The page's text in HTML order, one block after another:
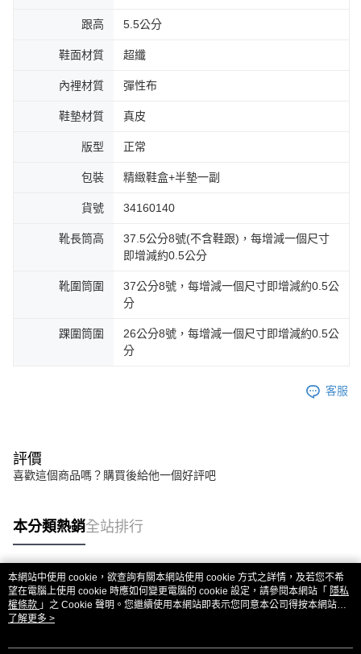
跟高 5.5公分
鞋面材質 超纖
內裡材質 彈性布
鞋墊材質 真皮
版型 正常
包裝 精緻鞋盒+半墊一副
貨號 34160140
靴長筒高
37.5公分8號(不含鞋跟)，每增減一個尺寸
即增減約0.5公分
靴圍筒圍
37公分8號，每增減一個尺寸即增減約0.5公
分
踝圍筒圍
26公分8號，每增減一個尺寸即增減約0.5公
分
客服
評價
喜歡這個商品嗎？購買後給他一個好評吧
本分類熱銷全站排行
熱門標籤
本網站中使用 cookie，欲查詢有關本網站使用 cookie 方式之詳情，及若您不希
望在電腦上使用 cookie 時應如何變更電腦的 cookie 設定，請參閱本網站「 隱私
權條款 」之 Cookie 聲明。您繼續使用本網站即表示您同意本公司得按本網站使
用條款之 Cookie 聲明使用 cookie。
了解更多 >